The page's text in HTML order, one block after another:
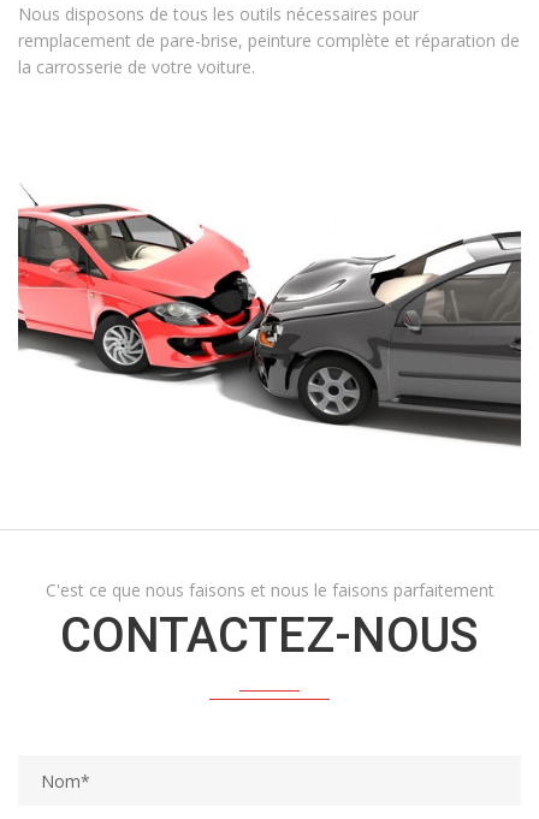
Nous disposons de tous les outils nécessaires pour
remplacement de pare-brise, peinture complète et réparation de
la carrosserie de votre voiture.
C'est ce que nous faisons et nous le faisons parfaitement
CONTACTEZ-NOUS